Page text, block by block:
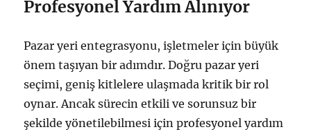
Profesyonel Yardım Alınıyor
Pazar yeri entegrasyonu, işletmeler için büyük
önem taşıyan bir adımdır. Doğru pazar yeri
seçimi, geniş kitlelere ulaşmada kritik bir rol
oynar. Ancak sürecin etkili ve sorunsuz bir
şekilde yönetilebilmesi için profesyonel yardım